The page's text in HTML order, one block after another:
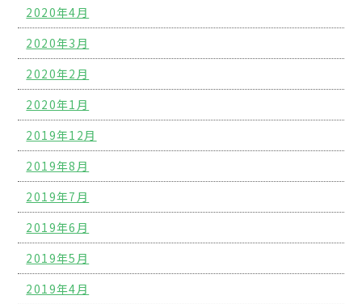
2020年4月
2020年3月
2020年2月
2020年1月
2019年12月
2019年8月
2019年7月
2019年6月
2019年5月
2019年4月